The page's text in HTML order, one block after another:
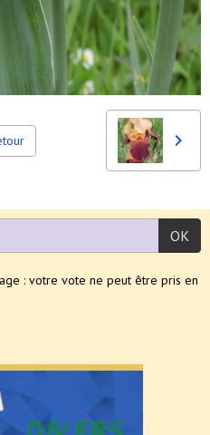
OK
: votre vote ne peut être pris en